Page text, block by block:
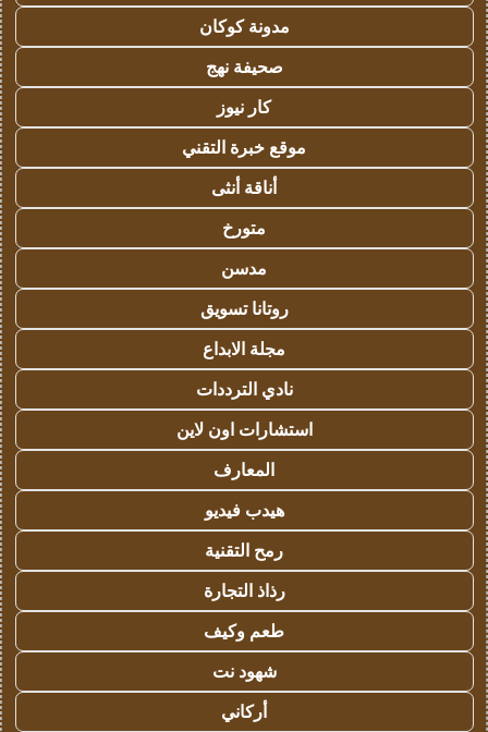
مدونة كوكان
صحيفة نهج
كار نيوز
موقع خبرة التقني
أناقة أنثى
متورخ
مدسن
روتانا تسويق
مجلة الابداع
نادي الترددات
استشارات اون لاين
المعارف
هيدب فيديو
رمح التقنية
رذاذ التجارة
طعم وكيف
شهود نت
أركاني